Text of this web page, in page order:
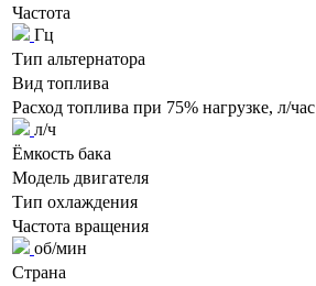
Частота
Гц
Тип альтернатора
Вид топлива
Расход топлива при 75% нагрузке, л/час
л/ч
Ёмкость бака
Модель двигателя
Тип охлаждения
Частота вращения
об/мин
Страна